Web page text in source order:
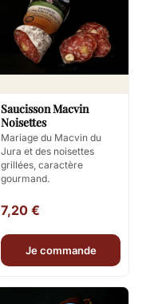
Saucisson Macvin
Noisettes
Mariage du Macvin du
Jura et des noisettes
grillées, caractère
gourmand.
7,20 €
Je commande